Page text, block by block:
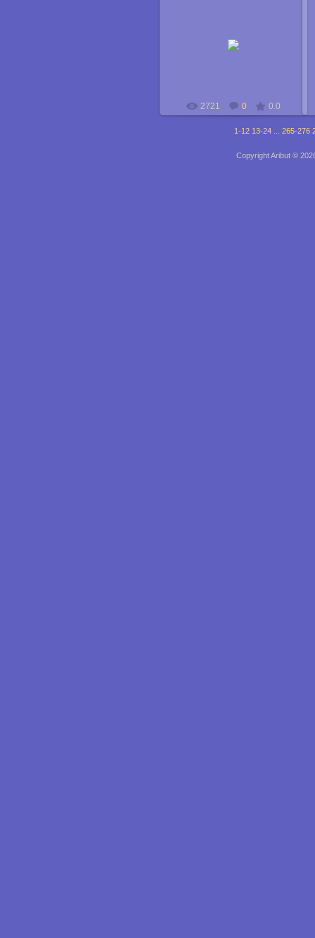
2721 0 0.0
1-12 13-24 265-276
Copyright Aribut ©